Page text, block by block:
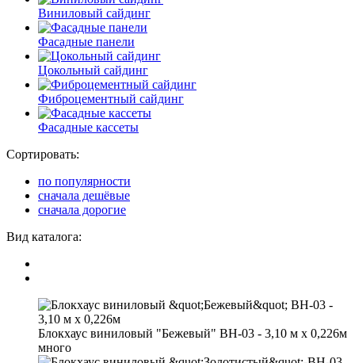
Виниловый сайдинг
Фасадные панели
Цокольный сайдинг
Фиброцементный сайдинг
Фасадные кассеты
Сортировать:
по популярности
сначала дешёвые
сначала дорогие
Вид каталога:
Блокхаус виниловый "Бежевый" ВН-03 - 3,10 м х 0,226м
много